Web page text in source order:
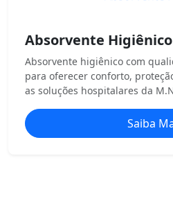
Absorvente Higiênico
Absorvente higiênico com
para oferecer conforto,
as soluções hospitalares da
Saiba